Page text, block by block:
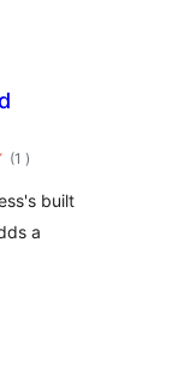
(1 classificações
)
built
a